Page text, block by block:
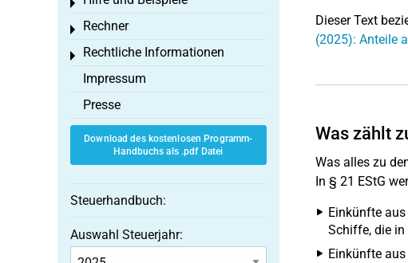
Dieser Text
(2025): Anteile
Was zählt
Was alles zu
In § 21 EStG
Einkünfte
Schiffe, die
Einkünfte
Toggle menu
Rechner
Toggle menu
Rechtliche Informationen
Toggle menu
Impressum
Presse
Download des kostenlosen Programm-
Handbuchs als .pdf Datei
Steuerhandbuch:
Auswahl Steuerjahr: